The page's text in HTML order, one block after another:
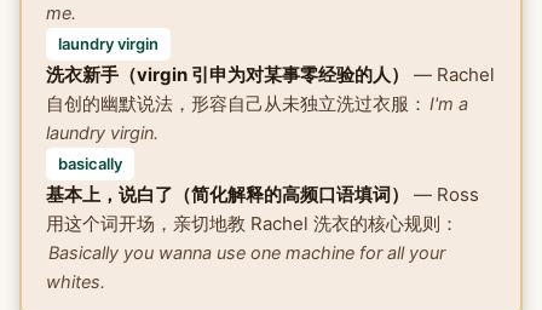
me.
laundry virgin
洗衣新手（virgin 引申为对某事零经验的人）
— Rachel
自创的幽默说法，形容自己从未独立洗过衣服： I'm a
laundry virgin.
basically
基本上，说白了（简化解释的高频口语填词）
— Ross
用这个词开场，亲切地教 Rachel 洗衣的核心规则：
Basically you wanna use one machine for all your
whites.